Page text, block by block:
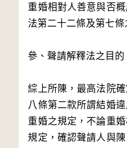
重婚相對人善意與否
法第二十二條及第七條
參、聲請解釋法之目的
綜上所陳，最高法院
八條第二款所謂結婚
重婚之規定，不論重
規定，確認聲請人與